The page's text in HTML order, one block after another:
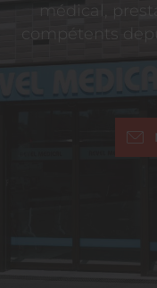
médical,
compétents